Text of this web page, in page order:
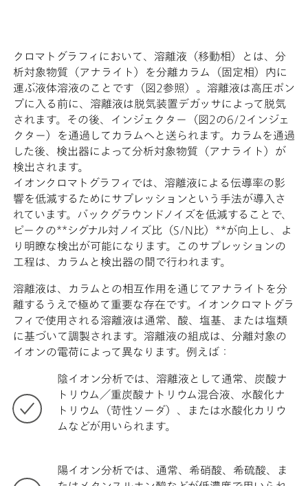
クロマトグラフィにおいて、溶離液（移動相）とは、分
析対象物質（アナライト）を分離カラム（固定相）内に
運ぶ液体溶液のことです（図2参照）。溶離液は高圧ポン
プに入る前に、溶離液は脱気装置デガッサによって脱気
されます。その後、インジェクター（図2の6/2インジェ
クター）を通過してカラムへと送られます。カラムを通過
した後、検出器によって分析対象物質（アナライト）が
検出されます。
イオンクロマトグラフィでは、溶離液による伝導率の影
響を低減するためにサプレッションという手法が導入さ
れています。バックグラウンドノイズを低減することで、
ピークの**シグナル対ノイズ比（S/N比）**が向上し、よ
り明瞭な検出が可能になります。このサプレッションの
工程は、カラムと検出器の間で行われます。
溶離液は、カラムとの相互作用を通じてアナライトを分
離するうえで極めて重要な存在です。イオンクロマトグラ
フィで使用される溶離液は通常、酸、塩基、または塩類
に基づいて調製されます。溶離液の組成は、分離対象の
イオンの電荷によって異なります。例えば：
陰イオン分析では、溶離液として通常、炭酸ナ
トリウム／重炭酸ナトリウム混合液、水酸化ナ
トリウム（苛性ソーダ）、または水酸化カリウ
ムなどが用いられます。
陽イオン分析では、通常、希硝酸、希硫酸、ま